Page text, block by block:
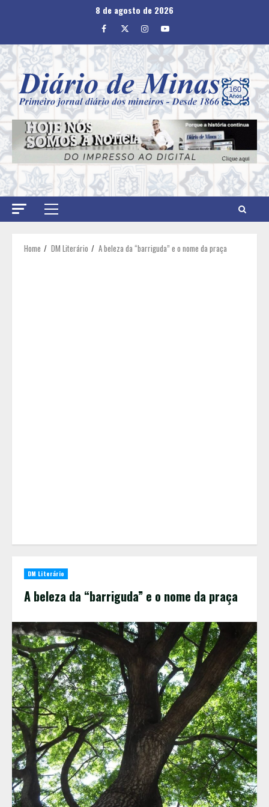
8 de agosto de 2026
Facebook
TwitterInstagram
Youtube
Primary
Home DM Literário A beleza da “barriguda” e o nome da praça
DM Literário
A beleza da “barriguda” e o nome da praça